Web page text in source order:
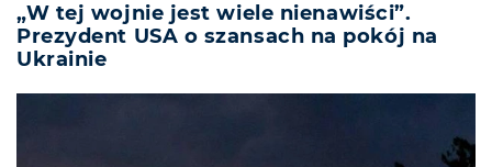
„W tej wojnie jest wiele nienawiści”.
Prezydent USA o szansach na pokój na
Ukrainie